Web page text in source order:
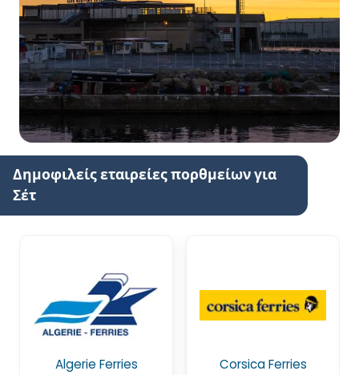
Δημοφιλείς εταιρείες πορθμείων για
Σέτ
Algerie Ferries Corsica Ferries